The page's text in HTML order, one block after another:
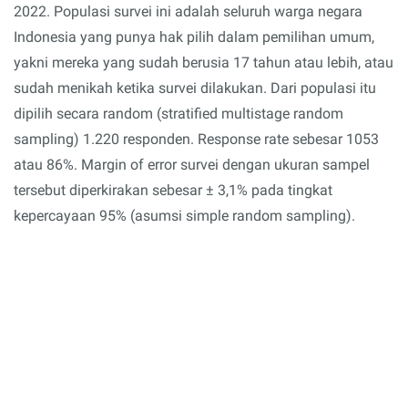
2022. Populasi survei ini adalah seluruh warga negara
Indonesia yang punya hak pilih dalam pemilihan umum,
yakni mereka yang sudah berusia 17 tahun atau lebih, atau
sudah menikah ketika survei dilakukan. Dari populasi itu
dipilih secara random (stratified multistage random
sampling) 1.220 responden. Response rate sebesar 1053
atau 86%. Margin of error survei dengan ukuran sampel
tersebut diperkirakan sebesar ± 3,1% pada tingkat
kepercayaan 95% (asumsi simple random sampling).